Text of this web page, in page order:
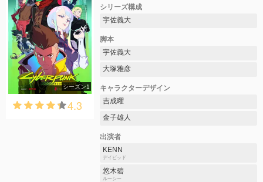
シーズン1
4.3
シリーズ構成
宇佐義大
脚本
宇佐義大
大塚雅彦
キャラクターデザイン
吉成曜
金子雄人
出演者
KENN
デイビッド
悠木碧
ルーシー